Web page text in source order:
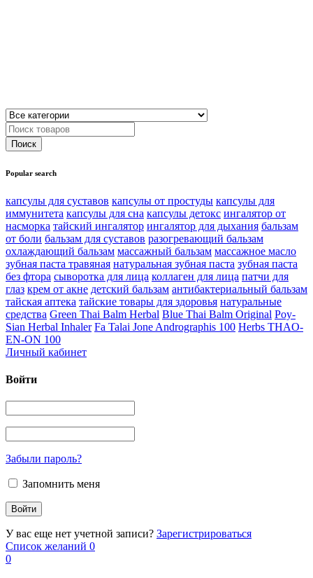
Popular search
капсулы для суставов капсулы от простуды капсулы для
иммунитета капсулы для сна капсулы детокс ингалятор от
насморка тайский ингалятор ингалятор для дыхания бальзам
от боли бальзам для суставов разогревающий бальзам
охлаждающий бальзам массажный бальзам массажное масло
зубная паста травяная натуральная зубная паста зубная паста
без фтора сыворотка для лица коллаген для лица патчи для
глаз крем от акне детский бальзам антибактериальный бальзам
тайская аптека тайские товары для здоровья натуральные
средства Green Thai Balm Herbal Blue Thai Balm Original Poy-
Sian Herbal Inhaler Fa Talai Jone Andrographis 100 Herbs THAO-
EN-ON 100
Личный кабинет
Войти
Забыли пароль?
Запомнить меня
У вас еще нет учетной записи? Зарегистрироваться
Список желаний 0
0